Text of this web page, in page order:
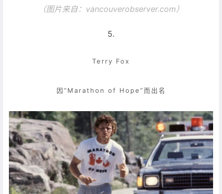
（图片来自： vancouverobserver.com）
5.
Terry Fox
因“Marathon of Hope”而出名